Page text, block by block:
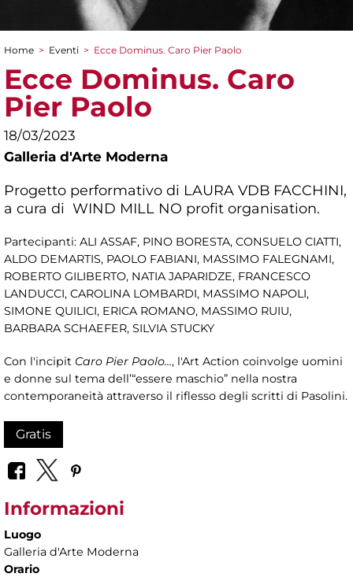
Tu sei qui
Home > Eventi > Ecce Dominus. Caro Pier Paolo
Ecce Dominus. Caro
Pier Paolo
18/03/2023
Galleria d'Arte Moderna
Progetto performativo di LAURA VDB FACCHINI,
a cura di WIND MILL NO profit organisation.
Partecipanti: ALI ASSAF, PINO BORESTA, CONSUELO CIATTI,
ALDO DEMARTIS, PAOLO FABIANI, MASSIMO FALEGNAMI,
ROBERTO GILIBERTO, NATIA JAPARIDZE, FRANCESCO
LANDUCCI, CAROLINA LOMBARDI, MASSIMO NAPOLI,
SIMONE QUILICI, ERICA ROMANO, MASSIMO RUIU,
BARBARA SCHAEFER, SILVIA STUCKY
Con l'incipit Caro Pier Paolo…, l'Art Action coinvolge uomini
e donne sul tema dell’“essere maschio” nella nostra
contemporaneità attraverso il riflesso degli scritti di Pasolini.
Gratis
Informazioni
Luogo
Galleria d'Arte Moderna
Orario